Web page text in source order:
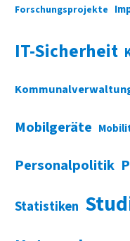
Forschungsprojekte
IT-Sicherheit
Mobilgeräte
Personalpolitik
Statistiken